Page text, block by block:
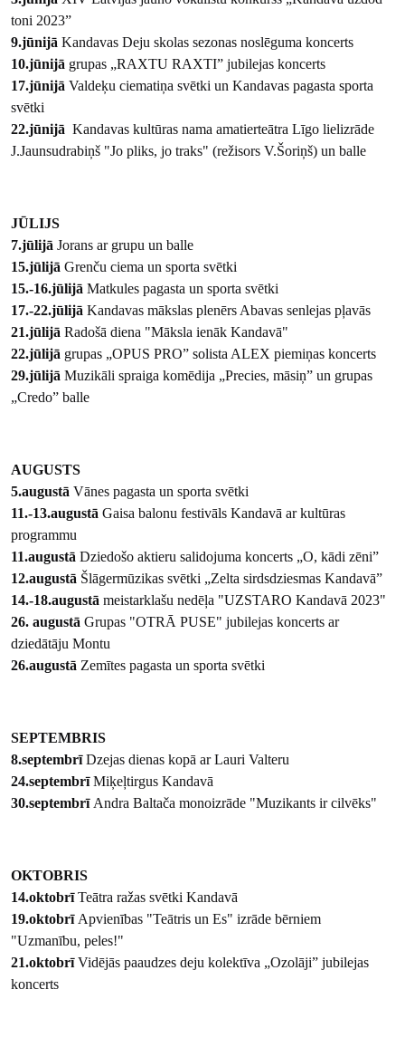
toni 2023”
9.jūnijā Kandavas Deju skolas sezonas noslēguma koncerts
10.jūnijā grupas „RAXTU RAXTI” jubilejas koncerts
17.jūnijā Valdeķu ciematiņa svētki un Kandavas pagasta sporta
svētki
22.jūnijā Kandavas kultūras nama amatierteātra Līgo lielizrāde
J.Jaunsudrabiņš "Jo pliks, jo traks" (režisors V.Šoriņš) un balle
JŪLIJS
7.jūlijā Jorans ar grupu un balle
15.jūlijā Grenču ciema un sporta svētki
15.-16.jūlijā Matkules pagasta un sporta svētki
17.-22.jūlijā Kandavas mākslas plenērs Abavas senlejas pļavās
21.jūlijā Radošā diena "Māksla ienāk Kandavā"
22.jūlijā grupas „OPUS PRO” solista ALEX piemiņas koncerts
29.jūlijā Muzikāli spraiga komēdija „Precies, māsiņ” un grupas
„Credo” balle
AUGUSTS
5.augustā Vānes pagasta un sporta svētki
11.-13.augustā Gaisa balonu festivāls Kandavā ar kultūras
programmu
11.augustāDziedošo aktieru salidojuma koncerts „O, kādi zēni”
12.augustā Šlāgermūzikas svētki „Zelta sirdsdziesmas Kandavā”
14.-18.augustā meistarklašu nedēļa "UZSTARO Kandavā 2023"
26. augustā Grupas "OTRĀ PUSE" jubilejas koncerts ar
dziedātāju Montu
26.augustā Zemītes pagasta un sporta svētki
SEPTEMBRIS
8.septembrīDzejas dienas kopā ar Lauri Valteru
24.septembrīMiķeļtirgus Kandavā
30.septembrī Andra Baltača monoizrāde "Muzikants ir cilvēks"
OKTOBRIS
14.oktobrīTeātra ražas svētki Kandavā
19.oktobrī Apvienības "Teātris un Es" izrāde bērniem
"Uzmanību, peles!"
21.oktobrīVidējās paaudzes deju kolektīva „Ozolāji” jubilejas
koncerts